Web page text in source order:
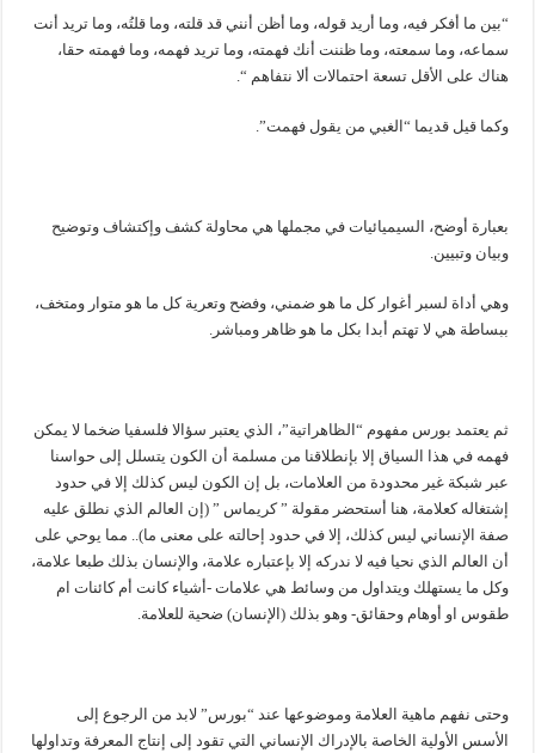
“بين ما أفكر فيه، وما أريد قوله، وما أظن أنني قد قلته، وما قلتُه، وما تريد أنت
سماعه، وما سمعته، وما ظننت أنك فهمته، وما تريد فهمه، وما فهمته حقا،
هناك على الأقل تسعة احتمالات ألا نتفاهم “.
وكما قيل قديما “الغبي من يقول فهمت”.
بعبارة أوضح، السيميائيات في مجملها هي محاولة كشف وإكتشاف وتوضيح
وبيان وتبيين.
وهي أداة لسبر أغوار كل ما هو ضمني، وفضح وتعرية كل ما هو متوار ومتخف،
ببساطة هي لا تهتم أبدا بكل ما هو ظاهر ومباشر.
ثم يعتمد بورس مفهوم “الظاهراتية”، الذي يعتبر سؤالا فلسفيا ضخما لا يمكن
فهمه في هذا السياق إلا بإنطلاقنا من مسلمة أن الكون يتسلل إلى حواسنا
عبر شبكة غير محدودة من العلامات، بل إن الكون ليس كذلك إلا في حدود
إشتغاله كعلامة، هنا أستحضر مقولة ” كريماس ” (إن العالم الذي نطلق عليه
صفة الإنساني ليس كذلك، إلا في حدود إحالته على معنى ما).. مما يوحي على
أن العالم الذي نحيا فيه لا ندركه إلا بإعتباره علامة، والإنسان بذلك طبعا علامة،
وكل ما يستهلك ويتداول من وسائط هي علامات -أشياء كانت أم كائنات ام
طقوس او أوهام وحقائق- وهو بذلك (الإنسان) ضحية للعلامة.
وحتى نفهم ماهية العلامة وموضوعها عند “بورس” لابد من الرجوع إلى
الأسس الأولية الخاصة بالإدراك الإنساني التي تقود إلى إنتاج المعرفة وتداولها